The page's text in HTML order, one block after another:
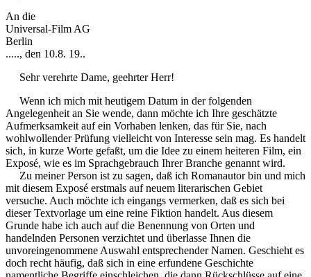
An die
Universal-Film AG
Berlin
....., den 10.8. 19..
Sehr verehrte Dame, geehrter Herr!
Wenn ich mich mit heutigem Datum in der folgenden
Angelegenheit an Sie wende, dann möchte ich Ihre geschätzte
Aufmerksamkeit auf ein Vorhaben lenken, das für Sie, nach
wohlwollender Prüfung vielleicht von Interesse sein mag. Es handelt
sich, in kurze Worte gefaßt, um die Idee zu einem heiteren Film, ein
Exposé, wie es im Sprachgebrauch Ihrer Branche genannt wird.
Zu meiner Person ist zu sagen, daß ich Romanautor bin und mich
mit diesem Exposé erstmals auf neuem literarischen Gebiet
versuche. Auch möchte ich eingangs vermerken, daß es sich bei
dieser Textvorlage um eine reine Fiktion handelt. Aus diesem
Grunde habe ich auch auf die Benennung von Orten und
handelnden Personen verzichtet und überlasse Ihnen die
unvoreingenommene Auswahl entsprechender Namen. Geschieht es
doch recht häufig, daß sich in eine erfundene Geschichte